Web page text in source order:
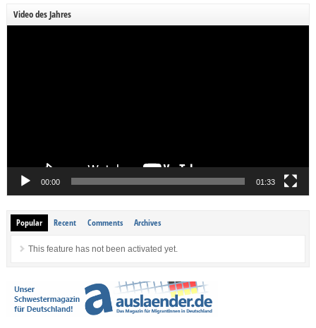
Video des Jahres
00:00 01:33
Popular Recent Comments Archives
This feature has not been activated yet.